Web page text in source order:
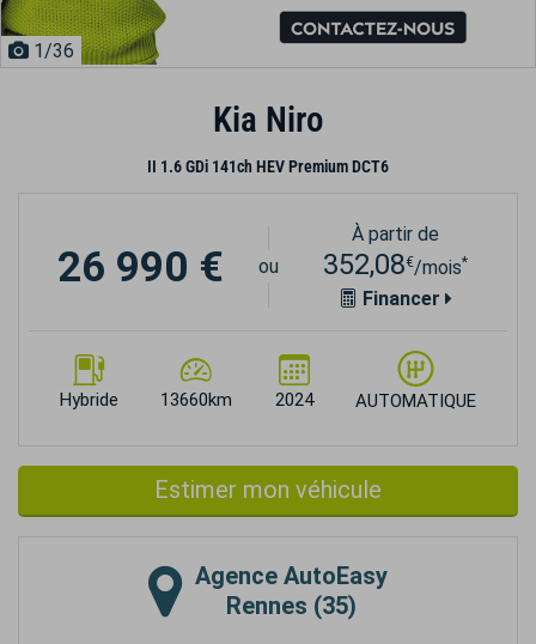
1/36
Kia Niro
II 1.6 GDi 141ch HEV Premium DCT6
Hybride 13660km 2024 AUTOMATIQUE
26 990 € ou
À partir de
352,08€/mois*
Financer
Estimer mon véhicule
Agence AutoEasy
Rennes (35)